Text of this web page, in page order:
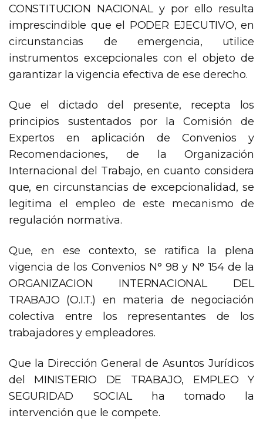
CONSTITUCION NACIONAL y por ello resulta
imprescindible que el PODER EJECUTIVO, en
circunstancias de emergencia, utilice
instrumentos excepcionales con el objeto de
garantizar la vigencia efectiva de ese derecho.
Que el dictado del presente, recepta los
principios sustentados por la Comisión de
Expertos en aplicación de Convenios y
Recomendaciones, de la Organización
Internacional del Trabajo, en cuanto considera
que, en circunstancias de excepcionalidad, se
legitima el empleo de este mecanismo de
regulación normativa.
Que, en ese contexto, se ratifica la plena
vigencia de los Convenios N° 98 y N° 154 de la
ORGANIZACION INTERNACIONAL DEL
TRABAJO (O.I.T.) en materia de negociación
colectiva entre los representantes de los
trabajadores y empleadores.
Que la Dirección General de Asuntos Jurídicos
del MINISTERIO DE TRABAJO, EMPLEO Y
SEGURIDAD SOCIAL ha tomado la
intervención que le compete.